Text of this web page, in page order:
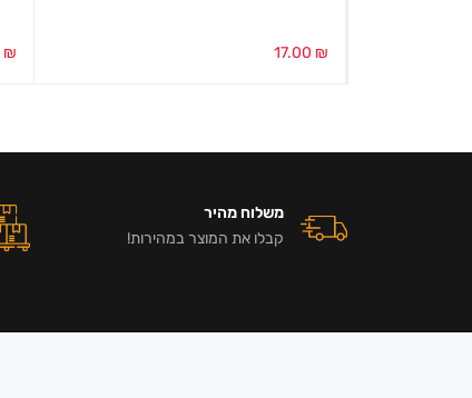
17.00 ₪
₪
משלוח מהיר
קבלו את המוצר במהירות!